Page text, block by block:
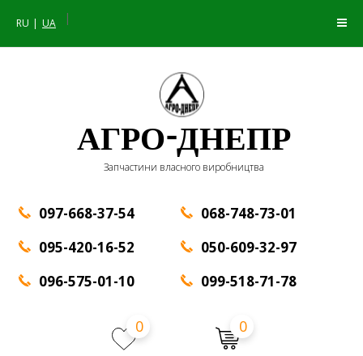
RU UA |
АГРО-ДНЕПР
Запчастини власного виробництва
097-668-37-54
095-420-16-52
096-575-01-10
068-748-73-01
050-609-32-97
099-518-71-78
0 0